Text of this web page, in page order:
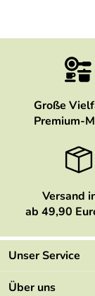
Große
Premium-
Versand
ab 49,90
Unser Service
Kontakt
Über uns